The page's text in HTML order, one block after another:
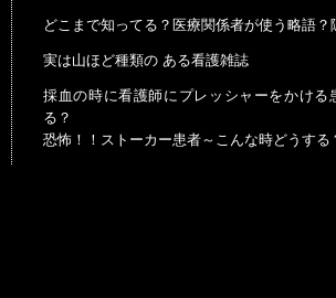
どこまで知ってる？医療関係者が使う略語？
実は山ほど種類の ある看護雑誌
採血の時に看護師にプレッシャーをかける
る？
恐怖！！ストーカー患者～こんな時どうする